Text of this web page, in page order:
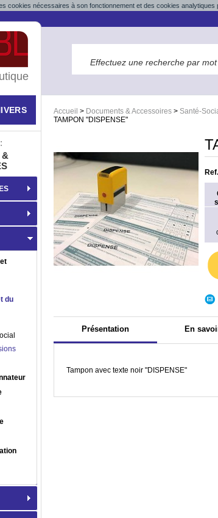
cookies nécessaires à son fonctionnement et des cookies
Accueil > Documents & Accessoires > Santé-
TAMPON "DISPENSE"
Ref.
Présentation En
Tampon avec texte noir "DISPENSE"
&
du